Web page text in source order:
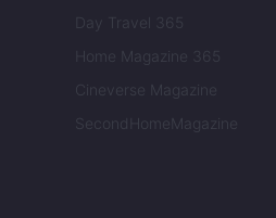
Day Travel 365
Home Magazine 365
Cineverse Magazine
SecondHomeMagazine